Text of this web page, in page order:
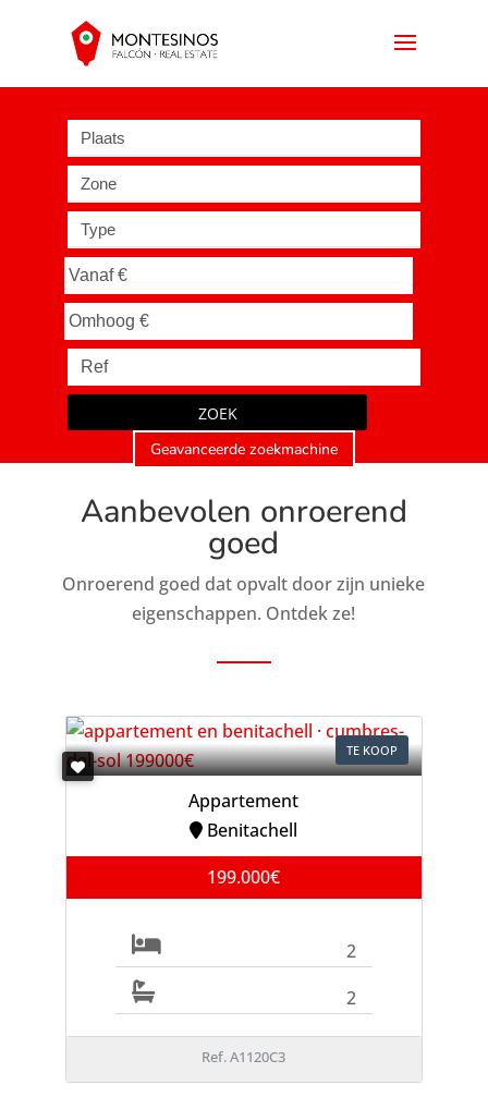
Plaats
Zone
Type
ZOEK
Geavanceerde zoekmachine
Aanbevolen onroerend
goed
Onroerend goed dat opvalt door zijn unieke
eigenschappen. Ontdek ze!
TE KOOP
Appartement
Benitachell
199.000€
2
2
Ref. A1120C3